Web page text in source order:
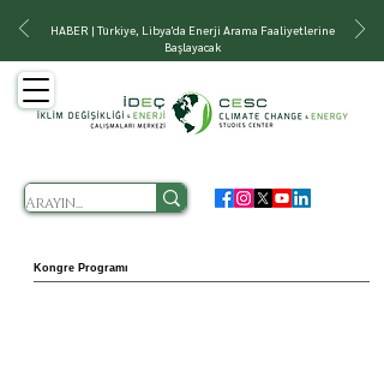
HABER | Türkiye, Libya'da Enerji Arama Faaliyetlerine
Başlayacak
Kongre Programı